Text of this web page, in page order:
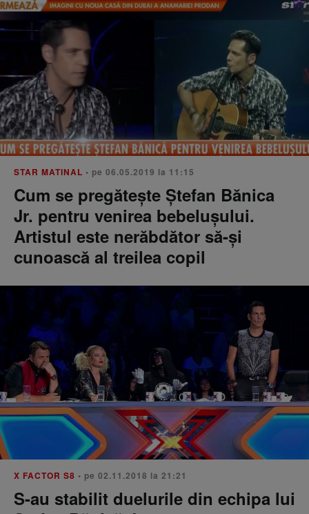
STAR MATINAL • pe 06.05.2019 la 11:15
Cum se pregătește Ștefan Bănica
Jr. pentru venirea bebelușului.
Artistul este nerăbdător să-și
cunoască al treilea copil
X FACTOR S8 • pe 02.11.2018 la 21:21
S-au stabilit duelurile din echipa lui